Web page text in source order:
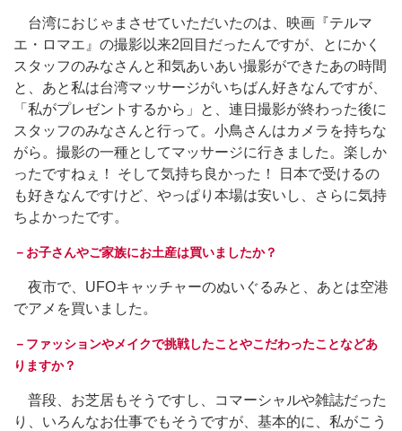
台湾におじゃまさせていただいたのは、映画『テルマ
エ・ロマエ』の撮影以来2回目だったんですが、とにかく
スタッフのみなさんと和気あいあい撮影ができたあの時間
と、あと私は台湾マッサージがいちばん好きなんですが、
「私がプレゼントするから」と、連日撮影が終わった後に
スタッフのみなさんと行って。小鳥さんはカメラを持ちな
がら。撮影の一種としてマッサージに行きました。楽しか
ったですねぇ！ そして気持ち良かった！ 日本で受けるの
も好きなんですけど、やっぱり本場は安いし、さらに気持
ちよかったです。
－お子さんやご家族にお土産は買いましたか？
夜市で、UFOキャッチャーのぬいぐるみと、あとは空港
でアメを買いました。
－ファッションやメイクで挑戦したことやこだわったことなどあ
りますか？
普段、お芝居もそうですし、コマーシャルや雑誌だった
り、いろんなお仕事でもそうですが、基本的に、私がこう